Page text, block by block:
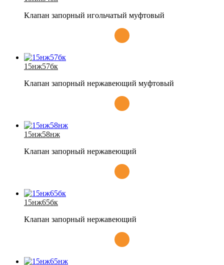
Клапан запорный игольчатый муфтовый
15нж57бк
Клапан запорный нержавеющий муфтовый
15нж58нж
Клапан запорный нержавеющий
15нж65бк
Клапан запорный нержавеющий